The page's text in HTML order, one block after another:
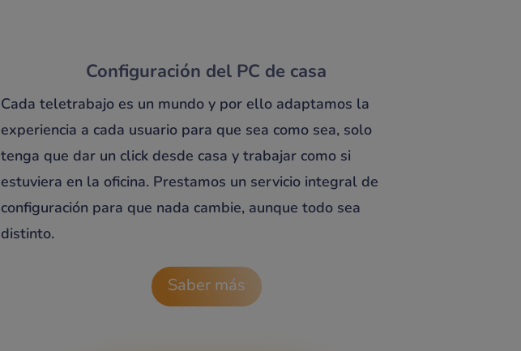
Configuración del PC de casa
Cada teletrabajo es un mundo y por ello adaptamos la
experiencia a cada usuario para que sea como sea, solo
tenga que dar un click desde casa y trabajar como si
estuviera en la oficina. Prestamos un servicio integral de
configuración para que nada cambie, aunque todo sea
distinto.
Saber más